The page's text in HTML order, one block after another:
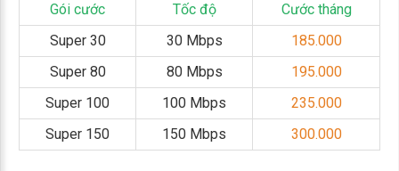
Gói cước Tốc độ
Cước tháng
Super 30
30 Mbps
185.000
Super 80
80 Mbps
195.000
Super 100
100 Mbps
235.000
Super 150
150 Mbps 300.000